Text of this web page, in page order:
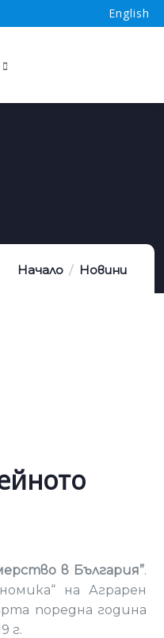
English
Начало Новини
в България”.
на Аграрен
поредна година
г.